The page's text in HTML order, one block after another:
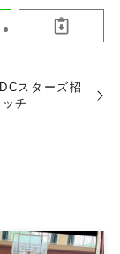
スターズ招
チ